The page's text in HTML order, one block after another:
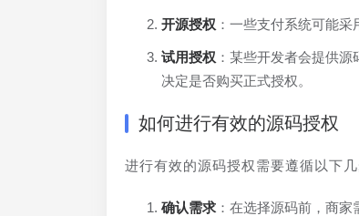
开源授权 ：一些支付系统可能
试用授权 ：某些开发者会提供
决定是否购买正式授权。
如何进行有效的源码授权
进行有效的源码授权需要遵循以下几
确认需求 ：在选择源码前，商